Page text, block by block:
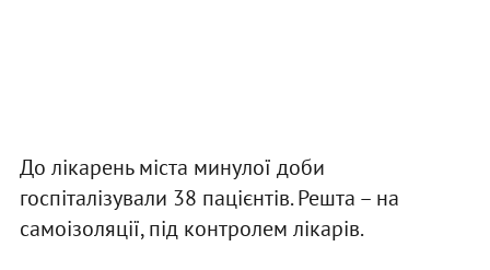
До лікарень міста минулої доби
госпіталізували 38 пацієнтів. Решта – на
самоізоляції, під контролем лікарів.